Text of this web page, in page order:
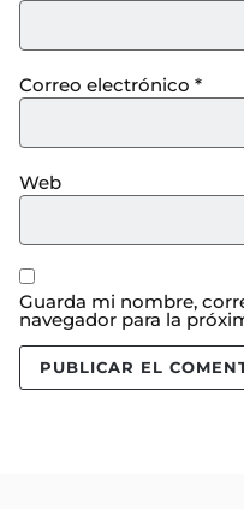
Correo electrónico *
Web
Guarda mi nombre,
navegador para la